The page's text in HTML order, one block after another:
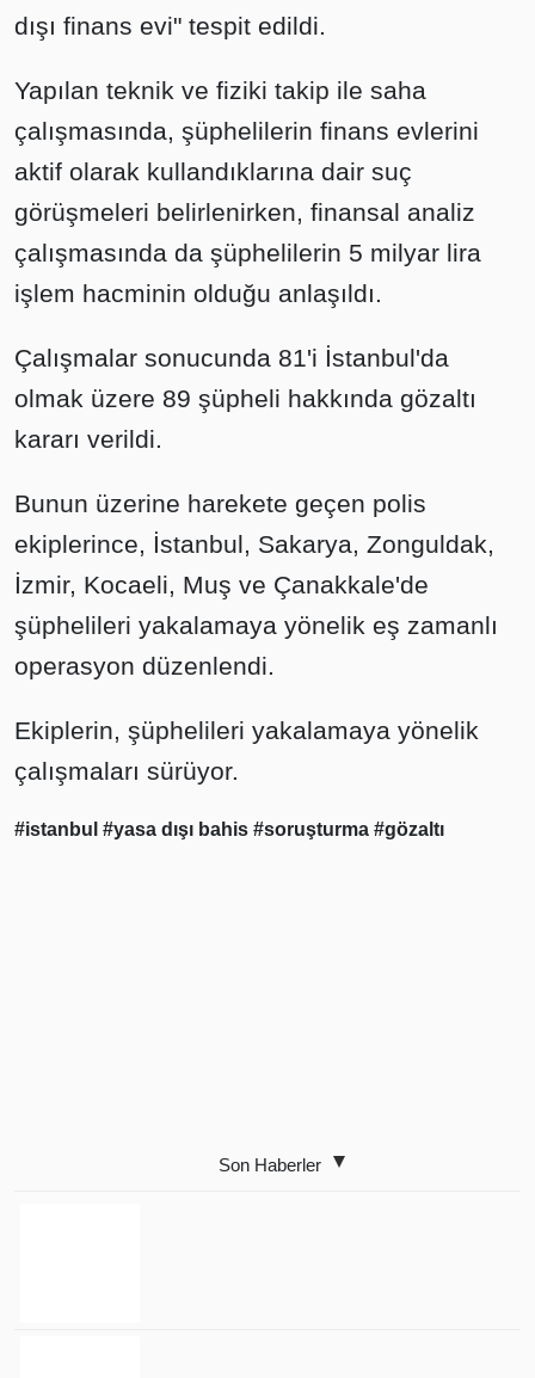
dışı finans evi" tespit edildi.
Yapılan teknik ve fiziki takip ile saha
çalışmasında, şüphelilerin finans evlerini
aktif olarak kullandıklarına dair suç
görüşmeleri belirlenirken, finansal analiz
çalışmasında da şüphelilerin 5 milyar lira
işlem hacminin olduğu anlaşıldı.
Çalışmalar sonucunda 81'i İstanbul'da
olmak üzere 89 şüpheli hakkında gözaltı
kararı verildi.
Bunun üzerine harekete geçen polis
ekiplerince, İstanbul, Sakarya, Zonguldak,
İzmir, Kocaeli, Muş ve Çanakkale'de
şüphelileri yakalamaya yönelik eş zamanlı
operasyon düzenlendi.
Ekiplerin, şüphelileri yakalamaya yönelik
çalışmaları sürüyor.
#istanbul #yasa dışı bahis #soruşturma #gözaltı
Son Haberler